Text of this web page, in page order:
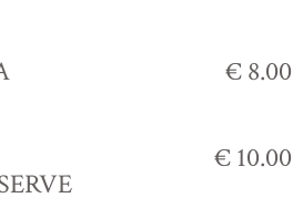
€ 8.00
€ 10.00